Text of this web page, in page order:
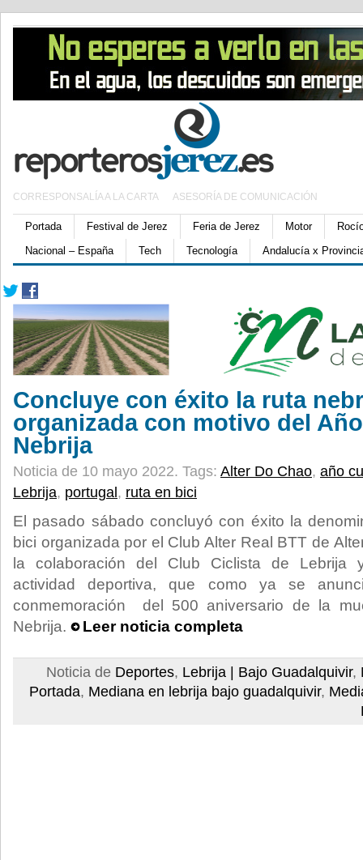
CORRESPONSALÍA A LA CARTA ASESORÍA DE COMUNICACIÓN
Portada Festival de Jerez Feria de Jerez Motor
Nacional – España
Tech Tecnología Andalucía x
Concluye con éxito la ruta
organizada con motivo del
Nebrija
Noticia de 10 mayo 2022. Tags: Alter Do Chao, año
Lebrija, portugal , ruta en bici
El pasado sábado concluyó con éxito la
bici organizada por el Club Alter Real BTT de
la colaboración del Club Ciclista de Lebrija
actividad deportiva, que como ya se
conmemoración del 500 aniversario de la
Nebrija.
Leer noticia completa
Noticia de Deportes, Lebrija | Bajo Guadalquivir,
Portada, Mediana en lebrija bajo guadalquivir,